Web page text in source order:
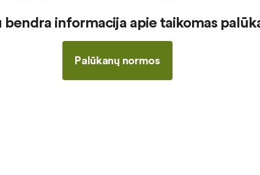
bendra informacija apie taikomas
Palūkanų normos